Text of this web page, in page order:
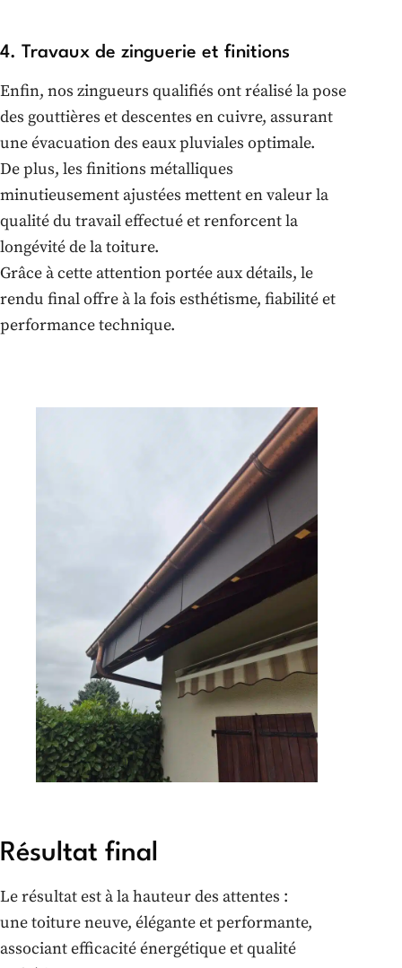
4. Travaux de zinguerie et finitions
Enfin, nos zingueurs qualifiés ont réalisé la pose
des gouttières et descentes en cuivre, assurant
une évacuation des eaux pluviales optimale.
De plus, les finitions métalliques
minutieusement ajustées mettent en valeur la
qualité du travail effectué et renforcent la
longévité de la toiture.
Grâce à cette attention portée aux détails, le
rendu final offre à la fois esthétisme, fiabilité et
performance technique.
Résultat final
Le résultat est à la hauteur des attentes :
une toiture neuve, élégante et performante,
associant efficacité énergétique et qualité